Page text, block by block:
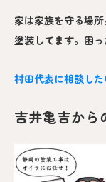
家は家族を守る場
塗装してます。困
村田代表に相談し
吉井亀吉から